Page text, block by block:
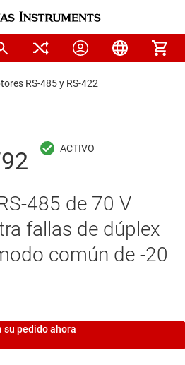
RS-485 y RS-422
485 de 70 V
fallas de dúplex
común de -20
su pedido ahora